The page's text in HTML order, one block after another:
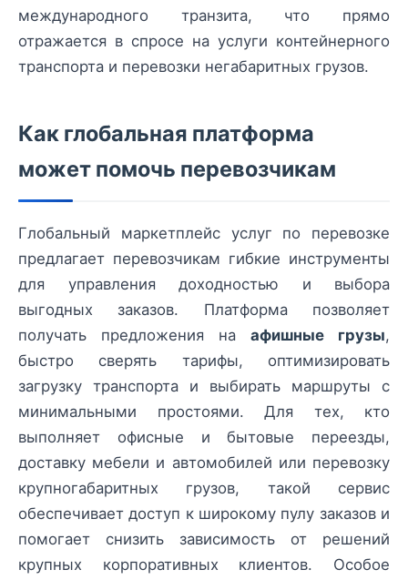
международного транзита, что прямо
отражается в спросе на услуги контейнерного
транспорта и перевозки негабаритных грузов.
Как глобальная платформа
может помочь перевозчикам
Глобальный маркетплейс услуг по перевозке
предлагает перевозчикам гибкие инструменты
для управления доходностью и выбора
выгодных заказов. Платформа позволяет
получать предложения на афишные грузы,
быстро сверять тарифы, оптимизировать
загрузку транспорта и выбирать маршруты с
минимальными простоями. Для тех, кто
выполняет офисные и бытовые переезды,
доставку мебели и автомобилей или перевозку
крупногабаритных грузов, такой сервис
обеспечивает доступ к широкому пулу заказов и
помогает снизить зависимость от решений
крупных корпоративных клиентов. Особое